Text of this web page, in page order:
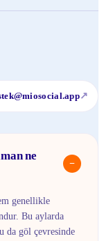
↗
ne
−
genellikle
Bu aylarda
da göl çevresinde